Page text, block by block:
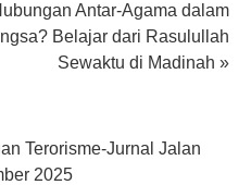
Antar-Agama dalam
Belajar dari Rasulullah
Sewaktu di Madinah »
Terorisme-Jurnal Jalan
2025